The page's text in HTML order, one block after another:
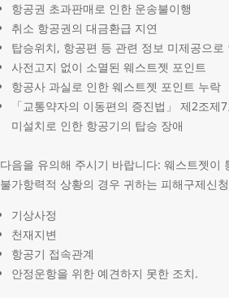
항공권 초과판매로 인한 운송불이행
취소 항공권의 대금환급 지연
탑승위치, 항공편 등 관련 정보 미제공으로
사전고지 없이 소멸된 웨스트젯 포인트
항공사 과실로 인한 웨스트젯 포인트 누락
「교통약자의 이동편의 증진법」 제2조제
미설치로 인한 항공기의 탑승 장애
다음을 유의해 주시기 바랍니다: 웨스트젯이
불가항력적 상황의 경우 귀하는 피해구제신
기상사정
천재지변
항공기 접속관계
안정운항을 위한 예견하지 못한 조치.